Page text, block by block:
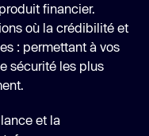
financier.
où la crédibilité et
: permettant à vos
sécurité les plus
et la